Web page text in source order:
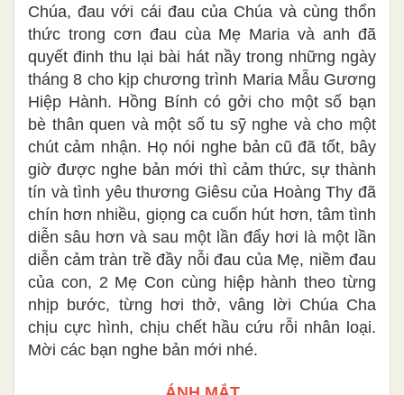
Chúa, đau với cái đau của Chúa và cùng thổn
thức trong cơn đau cùa Mẹ Maria và anh đã
quyết đinh thu lại bài hát nầy trong những ngày
tháng 8 cho kịp chương trình Maria Mẫu Gương
Hiệp Hành. Hồng Bính có gởi cho một số bạn
bè thân quen và một số tu sỹ nghe và cho một
chút cảm nhận. Họ nói nghe bản cũ đã tốt, bây
giờ được nghe bản mới thì cảm thức, sự thành
tín và tình yêu thương Giêsu của Hoàng Thy đã
chín hơn nhiều, giọng ca cuốn hút hơn, tâm tình
diễn sâu hơn và sau một lần đẩy hơi là một lần
diễn cảm tràn trề đầy nỗi đau của Mẹ, niềm đau
của con, 2 Mẹ Con cùng hiệp hành theo từng
nhịp bước, từng hơi thở, vâng lời Chúa Cha
chịu cực hình, chịu chết hầu cứu rỗi nhân loại.
Mời các bạn nghe bản mới nhé.